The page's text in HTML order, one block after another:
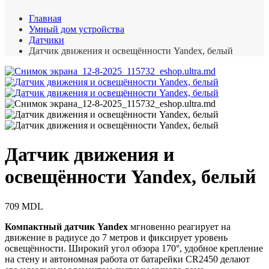
Главная
Умный дом устройства
Датчики
Датчик движения и освещённости Yandex, белый
Датчик движения и
освещённости Yandex, белый
709 MDL
Компактный датчик Yandex мгновенно реагирует на
движение в радиусе до 7 метров и фиксирует уровень
освещённости. Широкий угол обзора 170°, удобное крепление
на стену и автономная работа от батарейки CR2450 делают